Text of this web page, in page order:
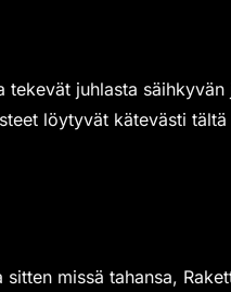
juhlasta
löytyvät kätevästi tältä
missä tahansa,